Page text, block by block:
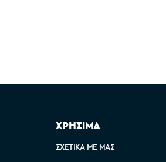
ΧΡΗΣΙΜΑ
ΣΧΕΤΙΚΆ ΜΕ ΜΑΣ